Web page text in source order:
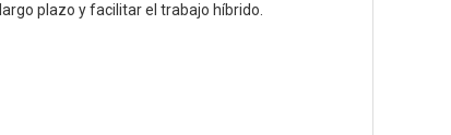
plazo y facilitar el trabajo híbrido.